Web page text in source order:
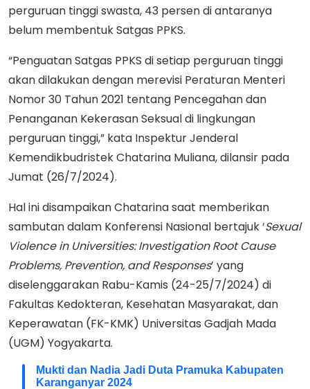
perguruan tinggi swasta, 43 persen di antaranya
belum membentuk Satgas PPKS.
“Penguatan Satgas PPKS di setiap perguruan tinggi
akan dilakukan dengan merevisi Peraturan Menteri
Nomor 30 Tahun 2021 tentang Pencegahan dan
Penanganan Kekerasan Seksual di lingkungan
perguruan tinggi,” kata Inspektur Jenderal
Kemendikbudristek Chatarina Muliana, dilansir pada
Jumat (26/7/2024).
Hal ini disampaikan Chatarina saat memberikan
sambutan dalam Konferensi Nasional bertajuk ‘Sexual
Violence in Universities: Investigation Root Cause
Problems, Prevention, and Responses’ yang
diselenggarakan Rabu-Kamis (24-25/7/2024) di
Fakultas Kedokteran, Kesehatan Masyarakat, dan
Keperawatan (FK-KMK) Universitas Gadjah Mada
(UGM) Yogyakarta.
Mukti dan Nadia Jadi Duta Pramuka Kabupaten
Karanganyar 2024